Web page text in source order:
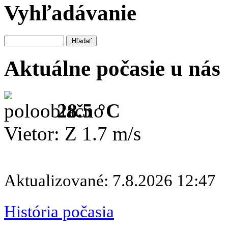
Vyhľadávanie
Aktuálne počasie u nás
28.5 °C
Vietor: Z 1.7 m/s
Aktualizované: 7.8.2026 12:47
História počasia